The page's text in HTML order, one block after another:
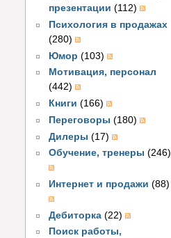
презентации (112)
Психология в продажах
(280)
Юмор (103)
Мотивация, персонал
(442)
Книги (166)
Переговоры (180)
Дилеры (17)
Обучение, тренеры (246)
Интернет и продажи (88)
Дебиторка (22)
Поиск работы,